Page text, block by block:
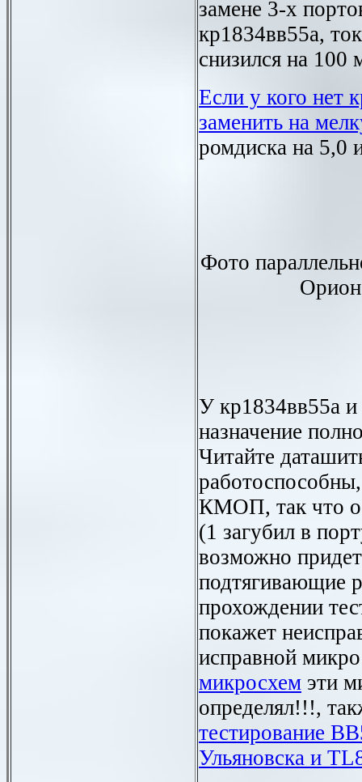
замене 3-х
кр1834вв55а,
снизился на 100
Если у кого нет
заменить на
ромдиска на 5,0
Фото
У кр1834вв55а
назначение
Читайте
КМОП, так что
(1 загубил в
возможно
подтягивающие
прохождении
покажет
исправной
микросхем эти
определял!!!,
тестирование
Ульяновска и